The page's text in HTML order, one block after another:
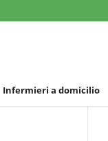
Infermieri a domicilio